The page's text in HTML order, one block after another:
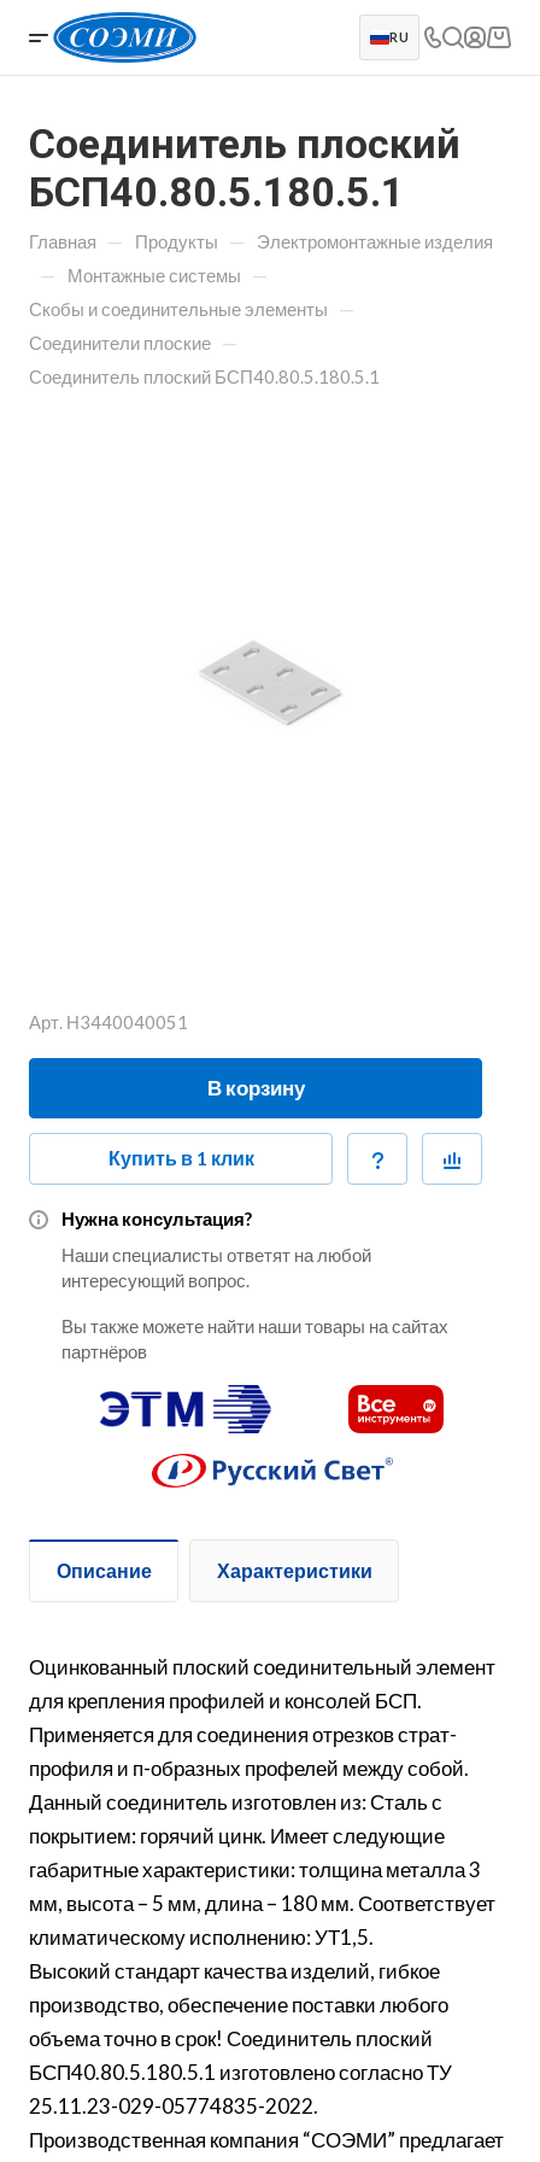
RU
Соединитель плоский
БСП40.80.5.180.5.1
Главная — Продукты — Электромонтажные изделия
— Монтажные системы —
Скобы и соединительные элементы —
Соединители плоские —
Соединитель плоский БСП40.80.5.180.5.1
Арт. Н3440040051
В корзину
Купить в 1 клик
Нужна консультация?
Наши специалисты ответят на любой
интересующий вопрос.
Вы также можете найти наши товары на сайтах
партнёров
Описание Характеристики
Оцинкованный плоский соединительный элемент
для крепления профилей и консолей БСП.
Применяется для соединения отрезков страт-
профиля и п-образных профелей между собой.
Данный соединитель изготовлен из: Сталь с
покрытием: горячий цинк. Имеет следующие
габаритные характеристики: толщина металла 3
мм, высота – 5 мм, длина – 180 мм. Соответствует
климатическому исполнению: УТ1,5.
Высокий стандарт качества изделий, гибкое
производство, обеспечение поставки любого
объема точно в срок! Соединитель плоский
БСП40.80.5.180.5.1 изготовлено согласно ТУ
25.11.23-029-05774835-2022.
Производственная компания “СОЭМИ” предлагает